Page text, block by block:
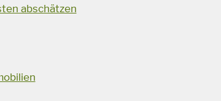
abschätzen